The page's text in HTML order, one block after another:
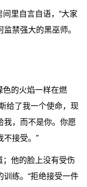
里自言自语，“大家
禁强大的黑巫师。
色的火焰一样在燃
给了我一个使命，现
我，而不是你。你愿
不接受。”
；他的脸上没有受伤
练。“拒绝接受一件